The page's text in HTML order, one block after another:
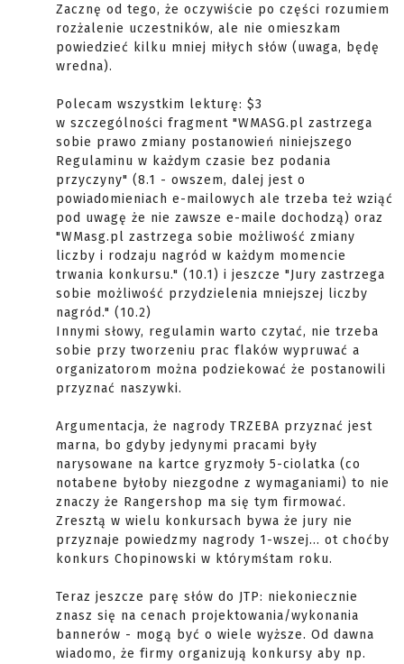
Zacznę od tego, że oczywiście po części rozumiem
rozżalenie uczestników, ale nie omieszkam
powiedzieć kilku mniej miłych słów (uwaga, będę
wredna).
Polecam wszystkim lekturę: $3
w szczególności fragment "WMASG.pl zastrzega
sobie prawo zmiany postanowień niniejszego
Regulaminu w każdym czasie bez podania
przyczyny" (8.1 - owszem, dalej jest o
powiadomieniach e-mailowych ale trzeba też wziąć
pod uwagę że nie zawsze e-maile dochodzą) oraz
"WMasg.pl zastrzega sobie możliwość zmiany
liczby i rodzaju nagród w każdym momencie
trwania konkursu." (10.1) i jeszcze "Jury zastrzega
sobie możliwość przydzielenia mniejszej liczby
nagród." (10.2)
Innymi słowy, regulamin warto czytać, nie trzeba
sobie przy tworzeniu prac flaków wypruwać a
organizatorom można podziekować że postanowili
przyznać naszywki.
Argumentacja, że nagrody TRZEBA przyznać jest
marna, bo gdyby jedynymi pracami były
narysowane na kartce gryzmoły 5-ciolatka (co
notabene byłoby niezgodne z wymaganiami) to nie
znaczy że Rangershop ma się tym firmować.
Zresztą w wielu konkursach bywa że jury nie
przyznaje powiedzmy nagrody 1-wszej... ot choćby
konkurs Chopinowski w którymśtam roku.
Teraz jeszcze parę słów do JTP: niekoniecznie
znasz się na cenach projektowania/wykonania
bannerów - mogą być o wiele wyższe. Od dawna
wiadomo, że firmy organizują konkursy aby np.